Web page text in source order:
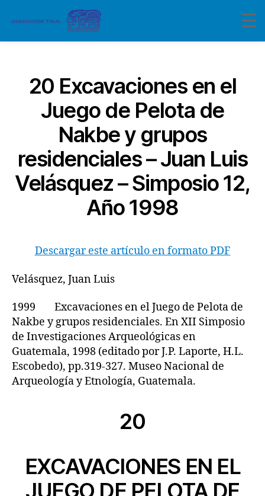
20 Excavaciones en el
Juego de Pelota de
Nakbe y grupos
residenciales – Juan Luis
Velásquez – Simposio 12,
Año 1998
Descargar este artículo en formato PDF
Velásquez, Juan Luis
1999 Excavaciones en el Juego de Pelota de
Nakbe y grupos residenciales. En XII Simposio
de Investigaciones Arqueológicas en
Guatemala, 1998 (editado por J.P. Laporte, H.L.
Escobedo), pp.319-327. Museo Nacional de
Arqueología y Etnología, Guatemala.
20
EXCAVACIONES EN EL
JUEGO DE PELOTA DE